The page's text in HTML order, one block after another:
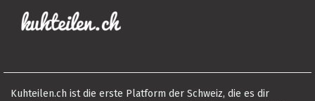
Kuhteilen.ch ist die erste Platform der Schweiz, die es dir